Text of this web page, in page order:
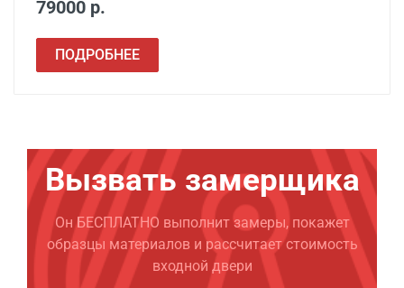
79000 р.
ПОДРОБНЕЕ
Вызвать замерщика
Он БЕСПЛАТНО выполнит замеры, покажет
образцы материалов и рассчитает стоимость
входной двери